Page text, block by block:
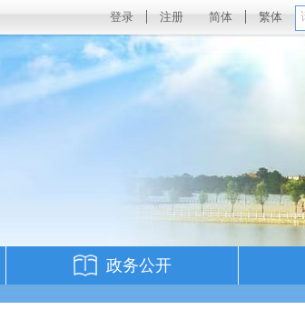
登录 注册 简体 繁体
政务公开